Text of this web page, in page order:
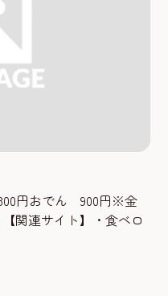
円おでん 900円※金
関連サイト】・食べロ